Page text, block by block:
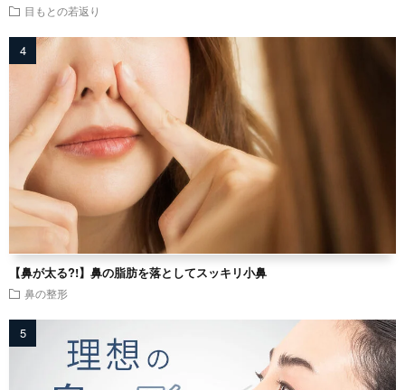
目もとの若返り
【鼻が太る?!】鼻の脂肪を落としてスッキリ小鼻
鼻の整形